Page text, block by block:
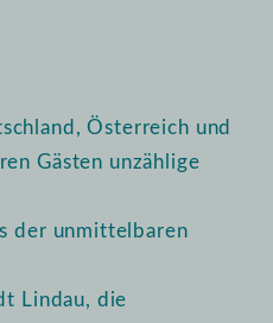
Österreich und
Gästen unzählige
der unmittelbaren
Lindau, die